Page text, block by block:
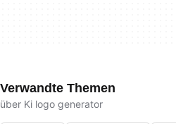
Verwandte Themen
über Ki logo generator